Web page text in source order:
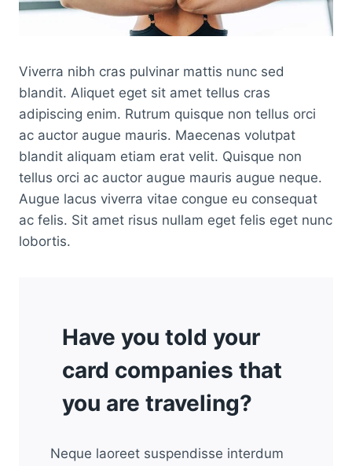
Viverra nibh cras pulvinar mattis nunc sed
blandit. Aliquet eget sit amet tellus cras
adipiscing enim. Rutrum quisque non tellus orci
ac auctor augue mauris. Maecenas volutpat
blandit aliquam etiam erat velit. Quisque non
tellus orci ac auctor augue mauris augue neque.
Augue lacus viverra vitae congue eu consequat
ac felis. Sit amet risus nullam eget felis eget nunc
lobortis.
Have you told your
card companies that
you are traveling?
Neque laoreet suspendisse interdum